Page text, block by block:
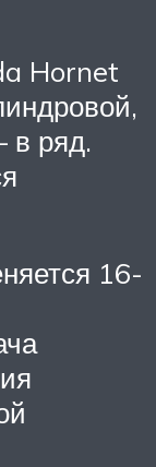
Hornet
в ряд.
16-